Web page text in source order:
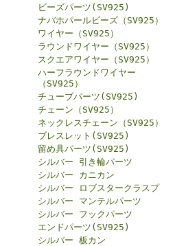
ビーズパーツ(SV925)
ナバホパールビーズ（SV925）
ワイヤー（SV925）
ラウンドワイヤー（SV925）
スクエアワイヤー（SV925）
ハーフラウンドワイヤー
（SV925）
チューブパーツ(SV925)
チェーン（SV925）
ネックレスチェーン（SV925）
ブレスレット(SV925)
留め具パーツ(SV925)
シルバー 引き輪パーツ
シルバー カニカン
シルバー ロブスタークラスプ
シルバー マンテルパーツ
シルバー フックパーツ
エンドパーツ(SV925)
シルバー 板カン